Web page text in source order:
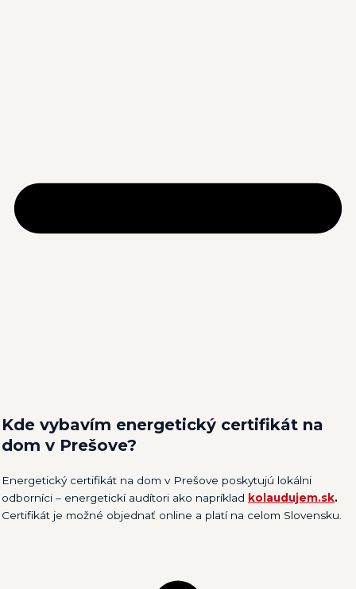
Kde vybavím energetický certifikát na
dom v Prešove?
Energetický certifikát na dom v Prešove poskytujú lokálni
odborníci – energetickí audítori ako napríklad kolaudujem.sk.
Certifikát je možné objednať online a platí na celom Slovensku.